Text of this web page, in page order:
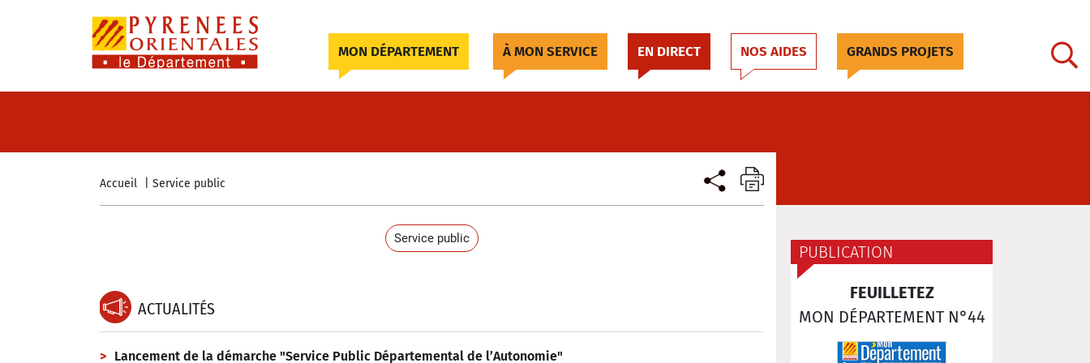
MON DÉPARTEMENT À MON SERVICE EN DIRECT NOS AIDES GRANDS PROJETS
Accueil Service public
Service public
ACTUALITÉS
Lancement de la démarche "Service Public Départemental de l’Autonomie"
PUBLICATION
FEUILLETEZ
MON DÉPARTEMENT N°44